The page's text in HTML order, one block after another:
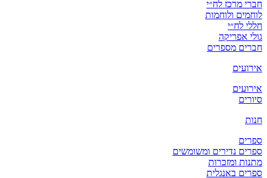
חברי מרכז לח״י
לוחמים ולוחמות
חללי לח״י
גולי אפריקה
חברים מספרים
אירועים
אירועים
סיורים
חנות
ספרים
ספרים נדירים ומשומשים
מתנות ומזכרות
ספרים באנגלית